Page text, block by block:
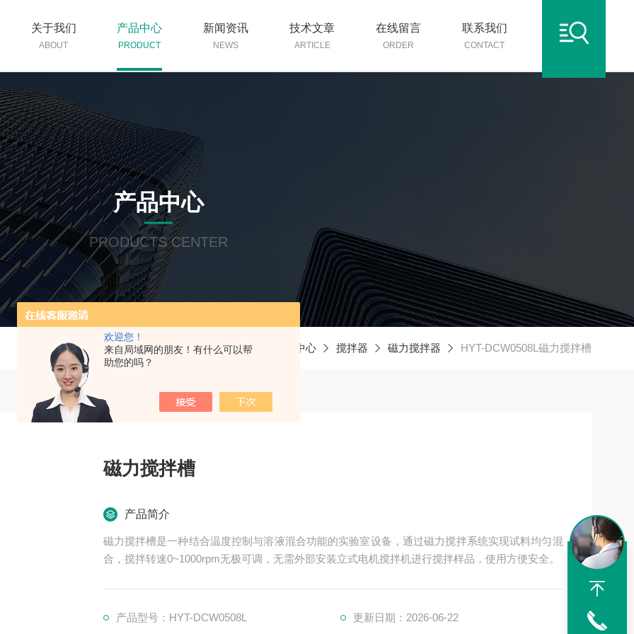
欢迎您！
来自局域网的朋友！有什么可以帮
助您的吗？
关于我们
ABOUT
产品中心
PRODUCT
新闻资讯
NEWS
技术文章
ARTICLE
在线留言
ORDER
联系我们
CONTACT
产品中心
PRODUCTS CENTER
当前位置：首页 产品中心 搅拌器 磁力搅拌器 HYT-DCW0508L磁力搅拌槽
磁力搅拌槽
产品简介
磁力搅拌槽是一种结合温度控制与溶液混合功能的实验室设备，通过磁力搅拌系统实现试料均匀混
合，搅拌转速0~1000rpm无极可调，无需外部安装立式电机搅拌机进行搅拌样品，使用方便安全。
产品型号：HYT-DCW0508L 更新日期：2026-06-22